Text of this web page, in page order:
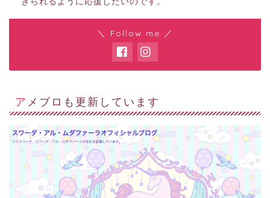
＼ Follow me ／
アメブロも更新しています